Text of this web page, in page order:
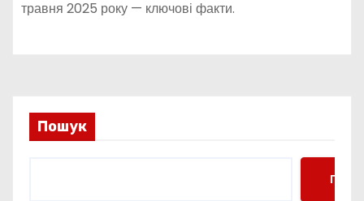
травня 2025 року — ключові факти.
Пошук